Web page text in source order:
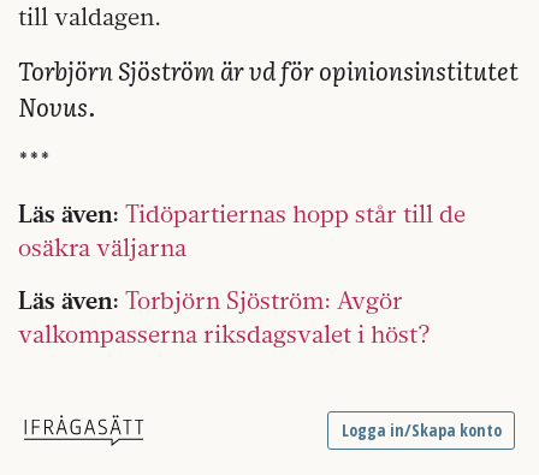
till valdagen.
Torbjörn Sjöström är vd för opinionsinstitutet
Novus.
***
Läs även: Tidöpartiernas hopp står till de
osäkra väljarna
Läs även: Torbjörn Sjöström: Avgör
valkompasserna riksdagsvalet i höst?